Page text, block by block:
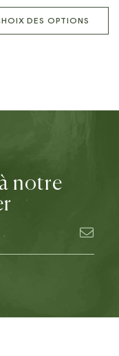
DES OPTIONS
notre